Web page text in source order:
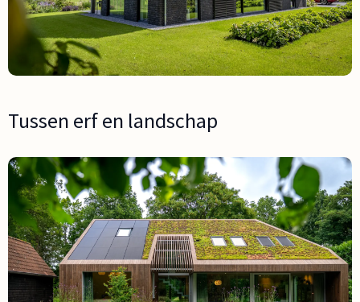
Tussen erf en landschap